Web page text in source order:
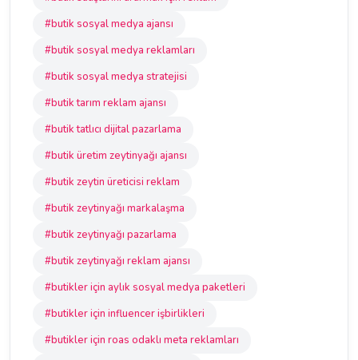
#butik sosyal medya ajansı
#butik sosyal medya reklamları
#butik sosyal medya stratejisi
#butik tarım reklam ajansı
#butik tatlıcı dijital pazarlama
#butik üretim zeytinyağı ajansı
#butik zeytin üreticisi reklam
#butik zeytinyağı markalaşma
#butik zeytinyağı pazarlama
#butik zeytinyağı reklam ajansı
#butikler için aylık sosyal medya paketleri
#butikler için influencer işbirlikleri
#butikler için roas odaklı meta reklamları